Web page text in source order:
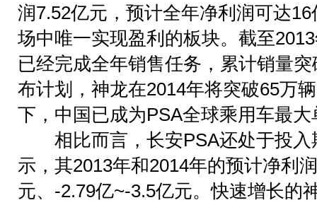
润7.52亿元，预计全年净利润可达
场中唯一实现盈利的板块。截至
已经完成全年销售任务，累计销量
布计划，神龙在2014年将突破65万
下，中国已成为PSA全球乘用车最
相比而言，长安PSA还处于投入
示，其2013年和2014年的预计净利
元、-2.79亿~-3.5亿元。快速增长的